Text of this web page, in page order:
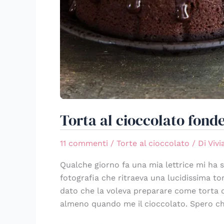
Torta al cioccolato
11 commenti / Torte al cioccolato / Di
Qualche giorno fa una mia lettrice mi ha
fotografia che ritraeva una lucidissima
dato che la voleva preparare come torta
almeno quando me il cioccolato. Spero